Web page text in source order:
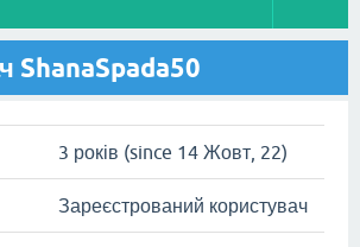
ShanaSpada50
3 років (since 14 Жовт, 22)
Зареєстрований користувач